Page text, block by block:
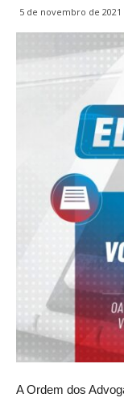
5 de novembro de 2021
A Ordem dos